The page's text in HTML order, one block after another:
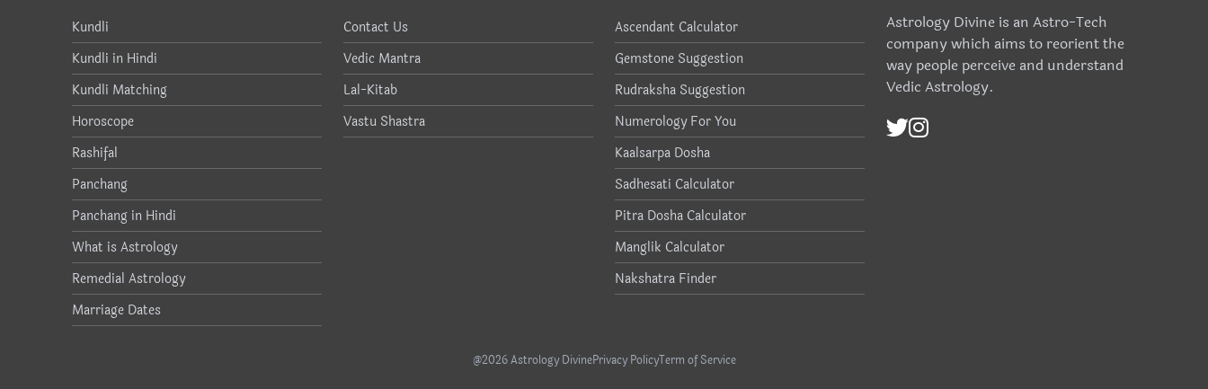
Kundli
Kundli in Hindi
Kundli Matching
Horoscope
Rashifal
Panchang
Panchang in Hindi
What is Astrology
Remedial Astrology
Marriage Dates
Contact Us
Vedic Mantra
Lal-Kitab
Vastu Shastra
Ascendant Calculator
Gemstone Suggestion
Rudraksha Suggestion
Numerology For You
Kaalsarpa Dosha
Sadhesati Calculator
Pitra Dosha Calculator
Manglik Calculator
Nakshatra Finder
Astrology Divine is an Astro-Tech
company which aims to reorient the
way people perceive and understand
Vedic Astrology.
@2026 Astrology DivinePrivacy PolicyTerm of Service